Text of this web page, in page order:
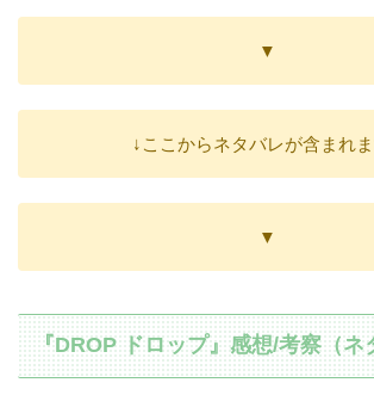
▼
↓ここからネタバレが含まれ
▼
『DROP ドロップ』感想/考察（ネ